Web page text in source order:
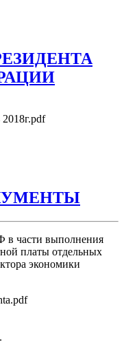
2018г.pdf
в части выполнения
платы отдельных
экономики